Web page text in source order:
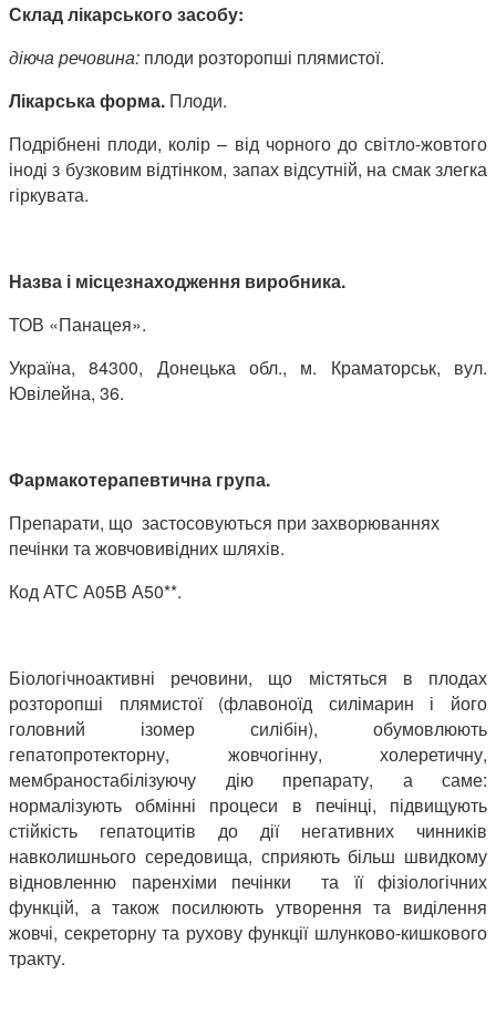
Склад лікарського засобу:
діюча речовина: плоди розторопші плямистої.
Лікарська форма. Плоди.
Подрібнені плоди, колір – від чорного до світло-жовтого
іноді з бузковим відтінком, запах відсутній, на смак злегка
гіркувата.
Назва і місцезнаходження виробника.
ТОВ «Панацея».
Україна, 84300, Донецька обл., м. Краматорськ, вул.
Ювілейна, 36.
Фармакотерапевтична група.
Препарати, що застосовуються при захворюваннях
печінки та жовчовивідних шляхів.
Код АТС А05В А50**.
Біологічноактивні речовини, що містяться в плодах
розторопші плямистої (флавоноїд силімарин і його
головний ізомер силібін), обумовлюють
гепатопротекторну, жовчогінну, холеретичну,
мембраностабілізуючу дію препарату, а саме:
нормалізують обмінні процеси в печінці, підвищують
стійкість гепатоцитів до дії негативних чинників
навколишнього середовища, сприяють більш швидкому
відновленню паренхіми печінки та її фізіологічних
функцій, а також посилюють утворення та виділення
жовчі, секреторну та рухову функції шлунково-кишкового
тракту.